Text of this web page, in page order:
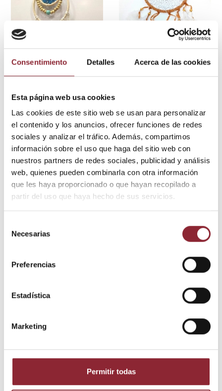
Consentimiento Detalles Acerca de las cookies
Esta página web usa cookies
Las cookies de este sitio web se usan para personalizar
el contenido y los anuncios, ofrecer funciones de redes
sociales y analizar el tráfico. Además, compartimos
información sobre el uso que haga del sitio web con
nuestros partners de redes sociales, publicidad y análisis
web, quienes pueden combinarla con otra información
que les haya proporcionado o que hayan recopilado a
partir del uso que haya hecho de sus servicios.
Necesarias
Preferencias
Estadística
Marketing
Permitir todas
Atrapasueños
lágrima grande
Apas52 20 x
60 cms.
20,00 €
blanco Apas50
17 x 40 cms.
Atrapasueños
con campana
55 cms.
Atrapasueños
Atrapasueños
set4 colores
Apas48 17 x
60 cms.
20,00 €